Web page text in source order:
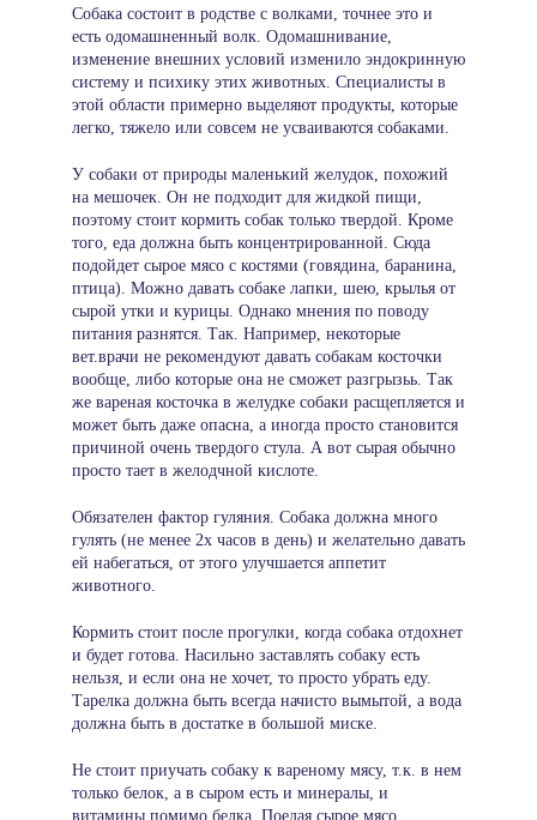
Собака состоит в родстве с волками, точнее это и
есть одомашненный волк. Одомашнивание,
изменение внешних условий изменило эндокринную
систему и психику этих животных. Специалисты в
этой области примерно выделяют продукты, которые
легко, тяжело или совсем не усваиваются собаками.
У собаки от природы маленький желудок, похожий
на мешочек. Он не подходит для жидкой пищи,
поэтому стоит кормить собак только твердой. Кроме
того, еда должна быть концентрированной. Сюда
подойдет сырое мясо с костями (говядина, баранина,
птица). Можно давать собаке лапки, шею, крылья от
сырой утки и курицы. Однако мнения по поводу
питания разнятся. Так. Например, некоторые
вет.врачи не рекомендуют давать собакам косточки
вообще, либо которые она не сможет разгрызьь. Так
же вареная косточка в желудке собаки расщепляется и
может быть даже опасна, а иногда просто становится
причиной очень твердого стула. А вот сырая обычно
просто тает в желодчной кислоте.
Обязателен фактор гуляния. Собака должна много
гулять (не менее 2х часов в день) и желательно давать
ей набегаться, от этого улучшается аппетит
животного.
Кормить стоит после прогулки, когда собака отдохнет
и будет готова. Насильно заставлять собаку есть
нельзя, и если она не хочет, то просто убрать еду.
Тарелка должна быть всегда начисто вымытой, а вода
должна быть в достатке в большой миске.
Не стоит приучать собаку к вареному мясу, т.к. в нем
только белок, а в сыром есть и минералы, и
витамины помимо белка. Поедая сырое мясо,